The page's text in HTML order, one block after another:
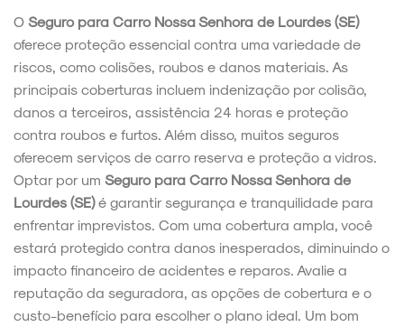
O Seguro para Carro Nossa Senhora de Lourdes (SE)
oferece proteção essencial contra uma variedade de
riscos, como colisões, roubos e danos materiais. As
principais coberturas incluem indenização por colisão,
danos a terceiros, assistência 24 horas e proteção
contra roubos e furtos. Além disso, muitos seguros
oferecem serviços de carro reserva e proteção a vidros.
Optar por um Seguro para Carro Nossa Senhora de
Lourdes (SE)é garantir segurança e tranquilidade para
enfrentar imprevistos. Com uma cobertura ampla, você
estará protegido contra danos inesperados, diminuindo o
impacto financeiro de acidentes e reparos. Avalie a
reputação da seguradora, as opções de cobertura e o
custo-benefício para escolher o plano ideal. Um bom